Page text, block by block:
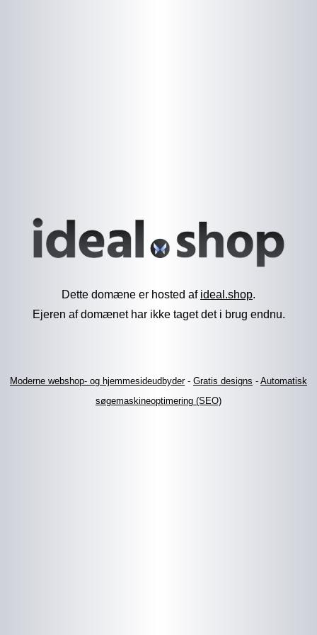
Dette domæne er hosted af ideal.shop.
Ejeren af domænet har ikke taget det i brug endnu.
Moderne webshop- og hjemmesideudbyder- Gratis designs - Automatisk
søgemaskineoptimering (SEO)